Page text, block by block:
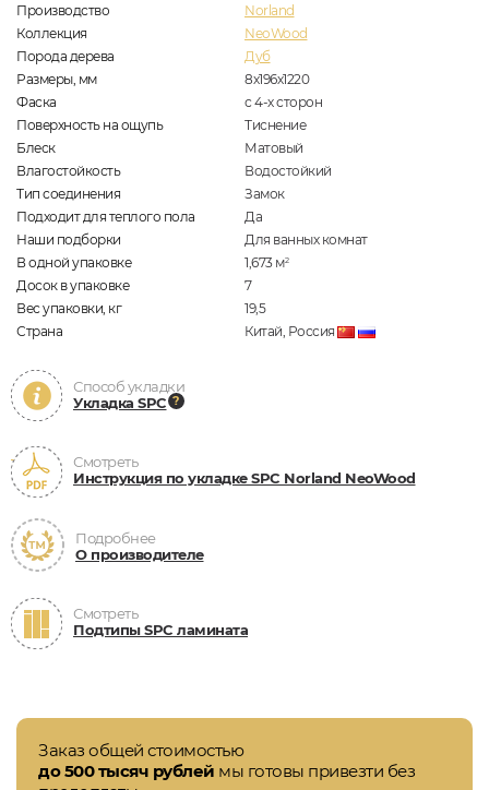
Производство
Norland
Коллекция
NeoWood
Порода дерева
Дуб
Размеры, мм
8х196х1220
Фаска
с 4-х сторон
Поверхность на ощупь
Тиснение
Блеск
Матовый
Влагостойкость
Водостойкий
Тип соединения
Замок
Подходит для теплого пола
Да
Наши подборки
Для ванных комнат
В одной упаковке
1,673 м2
Досок в упаковке
7
Вес упаковки, кг
19,5
Страна
Китай, Россия
Способ укладки
Укладка SPC
Смотреть
Инструкция по укладке SPC Norland NeoWood
Подробнее
О производителе
Смотреть
Подтипы SPC ламината
Заказ общей стоимостью
до 500 тысяч рублей мы готовы привезти без